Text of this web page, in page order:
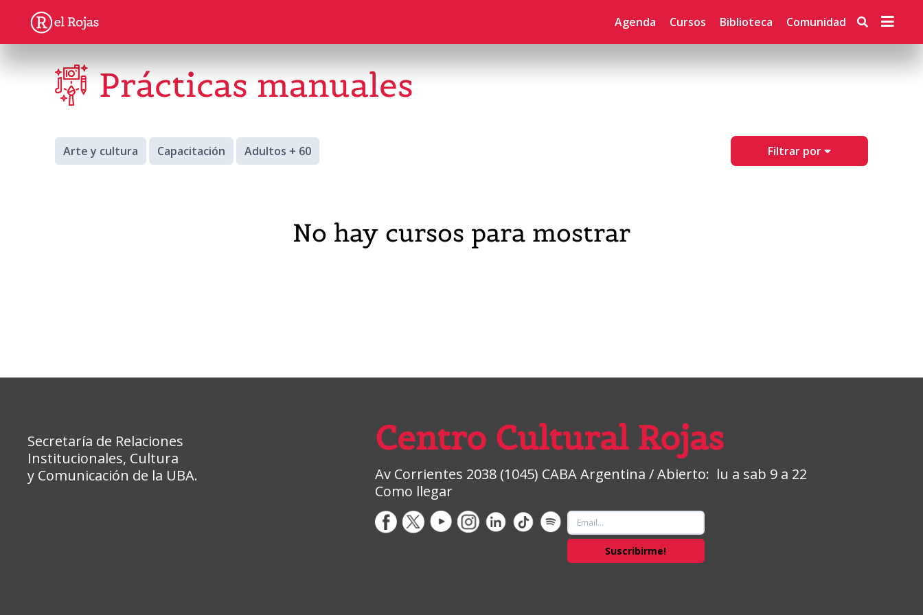
Agenda Cursos Biblioteca Comunidad
Prácticas manuales
Arte y cultura Capacitación Adultos + 60 Filtrar por
No hay cursos para mostrar
Secretaría de Relaciones
Institucionales, Cultura
y Comunicación de la UBA.
Centro Cultural Rojas
Av Corrientes 2038 (1045) CABA Argentina / Abierto: lu a sab 9 a 22
Como llegar